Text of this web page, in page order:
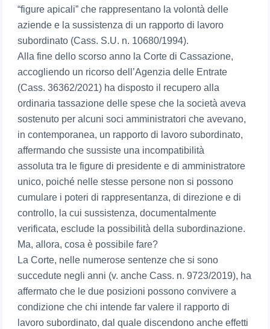
“figure apicali” che rappresentano la volontà delle
aziende e la sussistenza di un rapporto di lavoro
subordinato (Cass. S.U. n. 10680/1994).
Alla fine dello scorso anno la Corte di Cassazione,
accogliendo un ricorso dell’Agenzia delle Entrate
(Cass. 36362/2021) ha disposto il recupero alla
ordinaria tassazione delle spese che la società aveva
sostenuto per alcuni soci amministratori che avevano,
in contemporanea, un rapporto di lavoro subordinato,
affermando che sussiste una incompatibilità
assoluta tra le figure di presidente e di amministratore
unico, poiché nelle stesse persone non si possono
cumulare i poteri di rappresentanza, di direzione e di
controllo, la cui sussistenza, documentalmente
verificata, esclude la possibilità della subordinazione.
Ma, allora, cosa è possibile fare?
La Corte, nelle numerose sentenze che si sono
succedute negli anni (v. anche Cass. n. 9723/2019), ha
affermato che le due posizioni possono convivere a
condizione che chi intende far valere il rapporto di
lavoro subordinato, dal quale discendono anche effetti